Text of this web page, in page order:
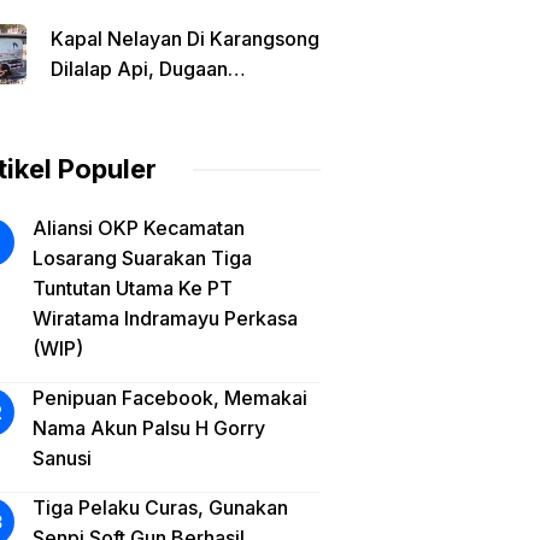
Lokasi Saat Api Membesar
Kapal Nelayan Di Karangsong
Dilalap Api, Dugaan
Populer
Aliansi OKP Kecamatan
Losarang Suarakan Tiga
Tuntutan Utama Ke PT
Wiratama Indramayu Perkasa
(WIP)
Penipuan Facebook, Memakai
Nama Akun Palsu H Gorry
Sanusi
Tiga Pelaku Curas, Gunakan